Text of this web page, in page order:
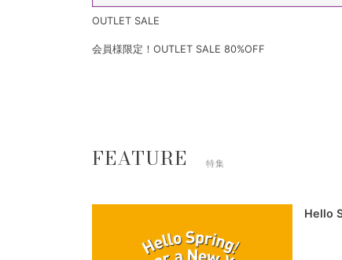
OUTLET SALE
会員様限定！OUTLET SALE 80%OFF
FEATURE 特集
Hello